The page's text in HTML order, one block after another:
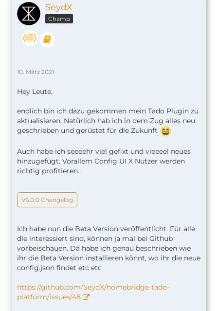
},
"VA2545490688-5": {
"active": true,
"heatValue": 5,
"coolValue": 5,
"ID": 5,
"zoneType": "HEATING",
"serial": "VA2545490688",
"type": "thermostat"
}
}
],
"id": "config"
SeydX
Champ
10. März 2021
Hey Leute,
endlich bin ich dazu gekommen mein Tado Plugin zu
aktualisieren. Natürlich hab ich in dem Zug alles neu
geschrieben und gerüstet für die Zukunft
Auch habe ich seeeehr viel gefixt und vieeeel neues
hinzugefügt. Vorallem Config UI X Nutzer werden
richtig profitieren.
V6.0.0 Changelog
Ich habe nun die Beta Version veröffentlicht. Für alle
die interessiert sind, können ja mal bei Github
vorbeischauen. Da habe ich genau beschrieben wie
ihr die Beta Version installieren könnt, wo ihr die neue
config.json findet etc etc
https://github.com/SeydX/homebridge-tado-
platform/issues/48